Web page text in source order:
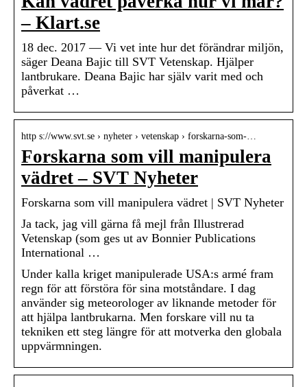
– Klart.se
18 dec. 2017 — Vi vet inte hur det förändrar miljön,
säger Deana Bajic till SVT Vetenskap. Hjälper
lantbrukare. Deana Bajic har själv varit med och
påverkat …
http s://www.svt.se › nyheter › vetenskap › forskarna-som-…
Forskarna som vill manipulera
vädret – SVT Nyheter
Forskarna som vill manipulera vädret | SVT Nyheter
Ja tack, jag vill gärna få mejl från Illustrerad
Vetenskap (som ges ut av Bonnier Publications
International …
Under kalla kriget manipulerade USA:s armé fram
regn för att förstöra för sina motståndare. I dag
använder sig meteorologer av liknande metoder för
att hjälpa lantbrukarna. Men forskare vill nu ta
tekniken ett steg längre för att motverka den globala
uppvärmningen.